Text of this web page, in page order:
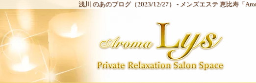
浅川 のあのブログ（2023/12/27） - メンズエステ 恵比寿「